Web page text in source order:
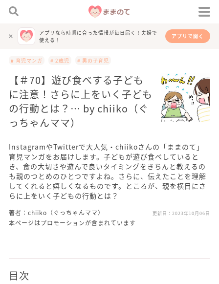
アプリなら時期に合った情報が毎日届く！夫婦で
使える！
アプリで開く
# 育児マンガ # 2歳児 # 男の子育児
【＃70】遊び食べする子ども
に注意！さらに上をいく子ども
の行動とは？… by chiiko（ぐ
っちゃんママ）
InstagramやTwitterで大人気・chiikoさんの「ままのて」
育児マンガをお届けします。子どもが遊び食べしていると
き、食の大切さや遊んで良いタイミングをきちんと教えるの
も親のつとめのひとつですよね。さらに、伝えたことを理解
してくれると嬉しくなるものです。ところが、親を横目にさ
らに上をいく子どもの行動とは？
著者：chiiko（ぐっちゃんママ） 更新日： 2023年10月06日
本ページはプロモーションが含まれています
目次